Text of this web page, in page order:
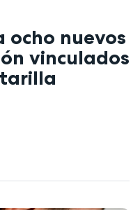
ocho nuevos
vinculados